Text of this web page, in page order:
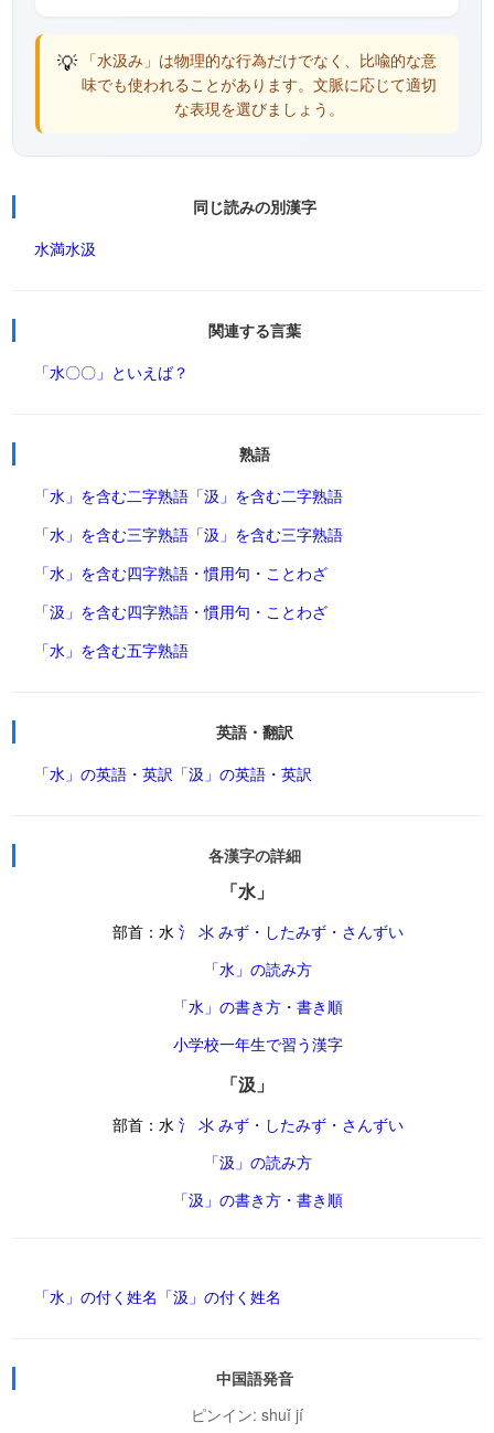
💡 「水汲み」は物理的な行為だけでなく、比喩的な意
味でも使われることがあります。文脈に応じて適切
な表現を選びましょう。
同じ読みの別漢字
水満水汲
関連する言葉
「水〇〇」といえば？
熟語
「水」を含む二字熟語 「汲」を含む二字熟語
「水」を含む三字熟語 「汲」を含む三字熟語
「水」を含む四字熟語・慣用句・ことわざ
「汲」を含む四字熟語・慣用句・ことわざ
「水」を含む五字熟語
英語・翻訳
「水」の英語・英訳 「汲」の英語・英訳
各漢字の詳細
「水」
部首：水 氵 氺 みず・したみず・さんずい
「水」の読み方
「水」の書き方・書き順
小学校一年生で習う漢字
「汲」
部首：水 氵 氺 みず・したみず・さんずい
「汲」の読み方
「汲」の書き方・書き順
「水」の付く姓名 「汲」の付く姓名
中国語発音
ピンイン: shuǐ jí